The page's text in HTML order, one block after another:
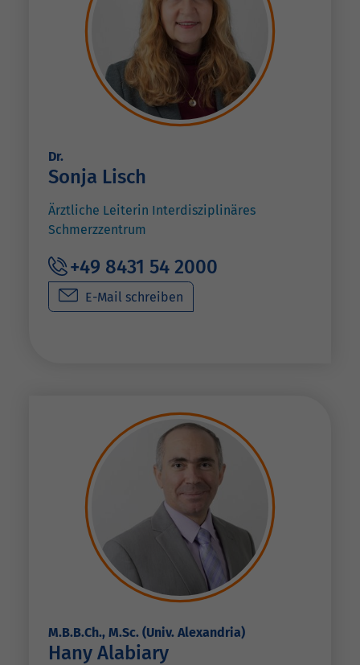
Dr.
Sonja Lisch
Ärztliche Leiterin Interdisziplinäres
Schmerzzentrum
+49 8431 54 2000
E-Mail schreiben
M.B.B.Ch., M.Sc. (Univ. Alexandria)
Hany Alabiary